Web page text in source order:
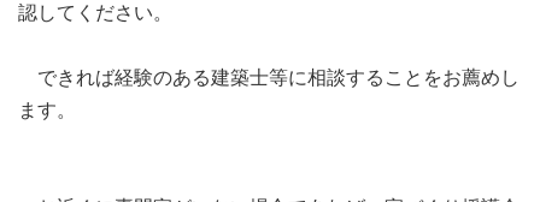
認してください。
できれば経験のある建築士等に相談することをお薦めし
ます。